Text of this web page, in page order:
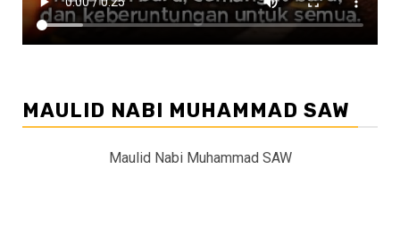
MAULID NABI MUHAMMAD SAW
Maulid Nabi Muhammad SAW